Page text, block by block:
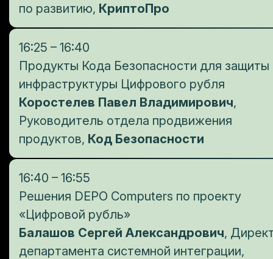
по развитию, КриптоПро
16:25 – 16:40
Продукты Кода Безопасности для защиты
инфраструктуры Цифрового рубля
Коростелев Павел Владимирович,
Руководитель отдела продвижения
продуктов, Код Безопасности
16:40 – 16:55
Решения DEPO Computers по проекту
«Цифровой рубль»
Балашов Сергей Александрович,
департамента системной интеграции,